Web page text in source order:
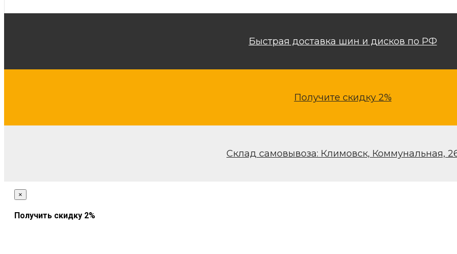
Быстрая доставка шин и дисков по РФ
Получите скидку 2%
Склад самовывоза: Климовск, Коммунальная,
×
Получить скидку 2%